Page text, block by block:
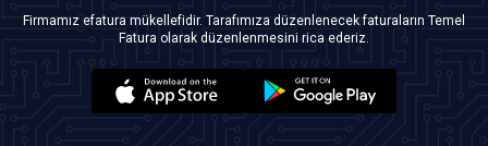
Firmamız efatura mükellefidir. Tarafımıza düzenlenecek faturaların Temel
Fatura olarak düzenlenmesini rica ederiz.